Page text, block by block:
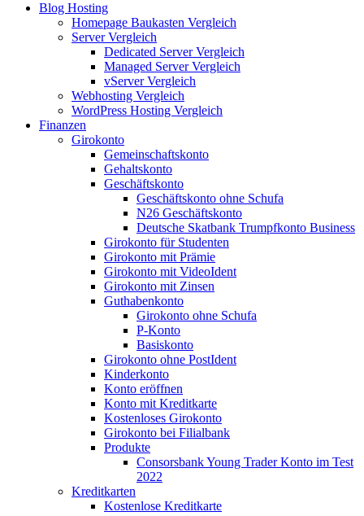
Blog Hosting
Homepage Baukasten Vergleich
Server Vergleich
Dedicated Server Vergleich
Managed Server Vergleich
vServer Vergleich
Webhosting Vergleich
WordPress Hosting Vergleich
Finanzen
Girokonto
Gemeinschaftskonto
Gehaltskonto
Geschäftskonto
Geschäftskonto ohne Schufa
N26 Geschäftskonto
Deutsche Skatbank Trumpfkonto Business
Girokonto für Studenten
Girokonto mit Prämie
Girokonto mit VideoIdent
Girokonto mit Zinsen
Guthabenkonto
Girokonto ohne Schufa
P-Konto
Basiskonto
Girokonto ohne PostIdent
Kinderkonto
Konto eröffnen
Konto mit Kreditkarte
Kostenloses Girokonto
Girokonto bei Filialbank
Produkte
Consorsbank Young Trader Konto im Test
2022
Kreditkarten
Kostenlose Kreditkarte